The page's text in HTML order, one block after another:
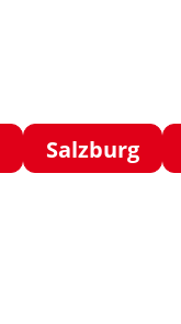
Salzburg